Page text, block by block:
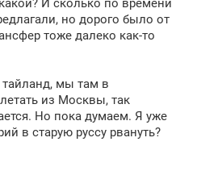
но дорого было от
тоже далеко как-то
мы там в
из Москвы, так
Но пока думаем. Я уже
в старую руссу рвануть?